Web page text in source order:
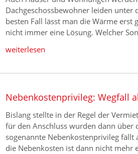
Dachgeschossbewohner leiden
besten Fall lässt man die Wärme erst
nicht immer eine Lösung. Welcher
weiterlesen
Nebenkostenprivileg: Wegfall
Bislang stellte in der Regel der
für den Anschluss wurden dann über
sogenannte Nebenkostenprivileg fällt
die Nebenkosten ist dann nicht mehr